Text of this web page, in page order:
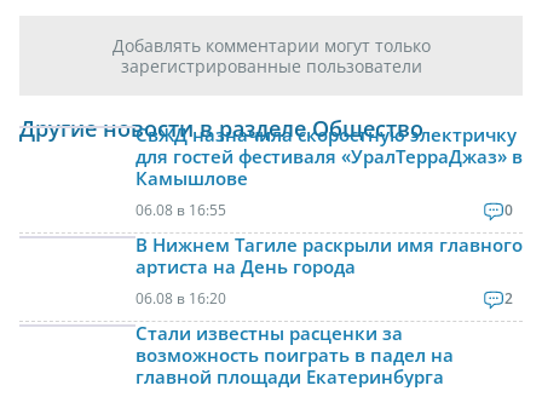
Добавлять комментарии могут только
зарегистрированные пользователи
Другие новости в разделе Общество
СвЖД назначила скоростную электричку
для гостей фестиваля «УралТерраДжаз» в
Камышлове
06.08 в 16:55 0
В Нижнем Тагиле раскрыли имя главного
артиста на День города
06.08 в 16:20 2
Стали известны расценки за
возможность поиграть в падел на
главной площади Екатеринбурга